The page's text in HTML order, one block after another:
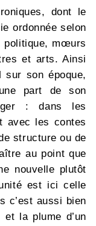
dont le
ordonnée selon
politique, mœurs
et arts. Ainsi
sur son époque,
part de son
: dans les
avec les contes
structure ou de
au point que
nouvelle plutôt
est ici celle
c’est aussi bien
la plume d’un